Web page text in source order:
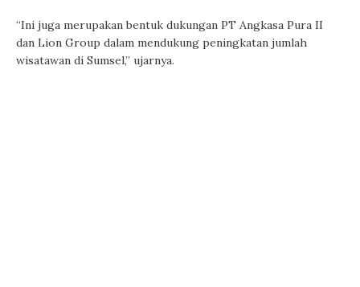
“Ini juga merupakan bentuk dukungan PT Angkasa Pura II
dan Lion Group dalam mendukung peningkatan jumlah
wisatawan di Sumsel,” ujarnya.